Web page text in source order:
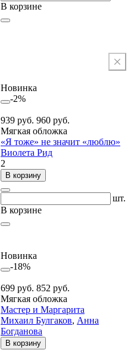
В корзине
Новинка
-2%
939 руб. 960 руб.
Мягкая обложка
«Я тоже» не значит «люблю»
Виолета Рид
2
В корзину
шт.
В корзине
Новинка
-18%
699 руб. 852 руб.
Мягкая обложка
Мастер и Маргарита
Михаил Булгаков, Анна
Богданова
В корзину